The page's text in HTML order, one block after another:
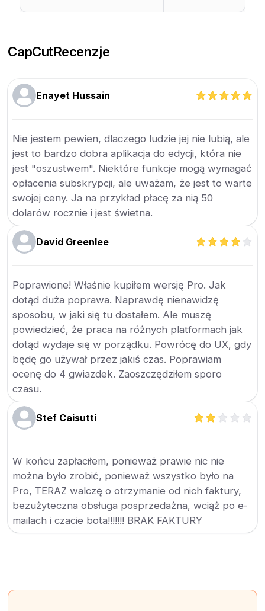
CapCutRecenzje
Enayet Hussain
Nie jestem pewien, dlaczego ludzie jej nie lubią, ale
jest to bardzo dobra aplikacja do edycji, która nie
jest "oszustwem". Niektóre funkcje mogą wymagać
opłacenia subskrypcji, ale uważam, że jest to warte
swojej ceny. Ja na przykład płacę za nią 50
dolarów rocznie i jest świetna.
David Greenlee
Poprawione! Właśnie kupiłem wersję Pro. Jak
dotąd duża poprawa. Naprawdę nienawidzę
sposobu, w jaki się tu dostałem. Ale muszę
powiedzieć, że praca na różnych platformach jak
dotąd wydaje się w porządku. Powrócę do UX, gdy
będę go używał przez jakiś czas. Poprawiam
ocenę do 4 gwiazdek. Zaoszczędziłem sporo
czasu.
Stef Caisutti
W końcu zapłaciłem, ponieważ prawie nic nie
można było zrobić, ponieważ wszystko było na
Pro, TERAZ walczę o otrzymanie od nich faktury,
bezużyteczna obsługa posprzedażna, wciąż po e-
mailach i czacie bota!!!!!!! BRAK FAKTURY